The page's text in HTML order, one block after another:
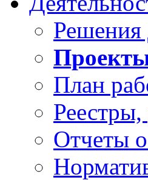
План
Отчеты